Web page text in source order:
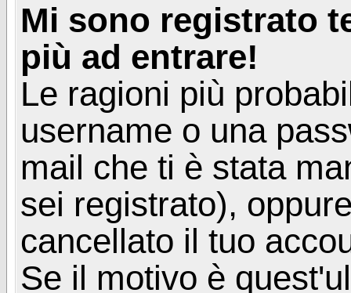
Mi sono registrato
più ad entrare!
Le ragioni più
username o una
mail che ti è stata
sei registrato),
cancellato il tuo
Se il motivo è